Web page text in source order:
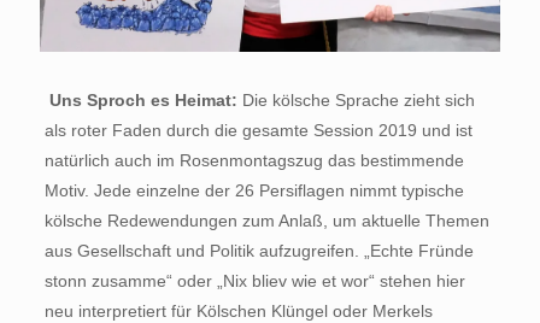
Uns Sproch es Heimat: Die kölsche Sprache zieht sich
als roter Faden durch die gesamte Session 2019 und ist
natürlich auch im Rosenmontagszug das bestimmende
Motiv. Jede einzelne der 26 Persiflagen nimmt typische
kölsche Redewendungen zum Anlaß, um aktuelle Themen
aus Gesellschaft und Politik aufzugreifen. „Echte Fründe
stonn zusamme“ oder „Nix bliev wie et wor“ stehen hier
neu interpretiert für Kölschen Klüngel oder Merkels